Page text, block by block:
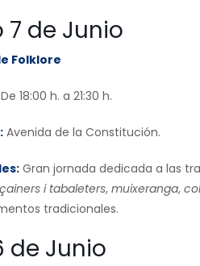
de Junio
Folklore
De 18:00 h. a 21:30 h.
Avenida de la Constitución.
Gran jornada dedicada a las
i tabaleters, muixeranga,
tradicionales.
de Junio